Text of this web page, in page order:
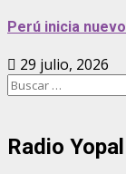
Perú inicia
29 julio, 2026
Buscar:
Radio Yopal